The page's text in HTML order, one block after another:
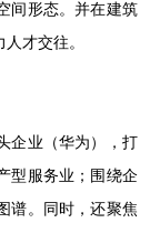
间形态。并在建筑
才交往。
企业（华为），打
型服务业；围绕企
谱。同时，还聚焦